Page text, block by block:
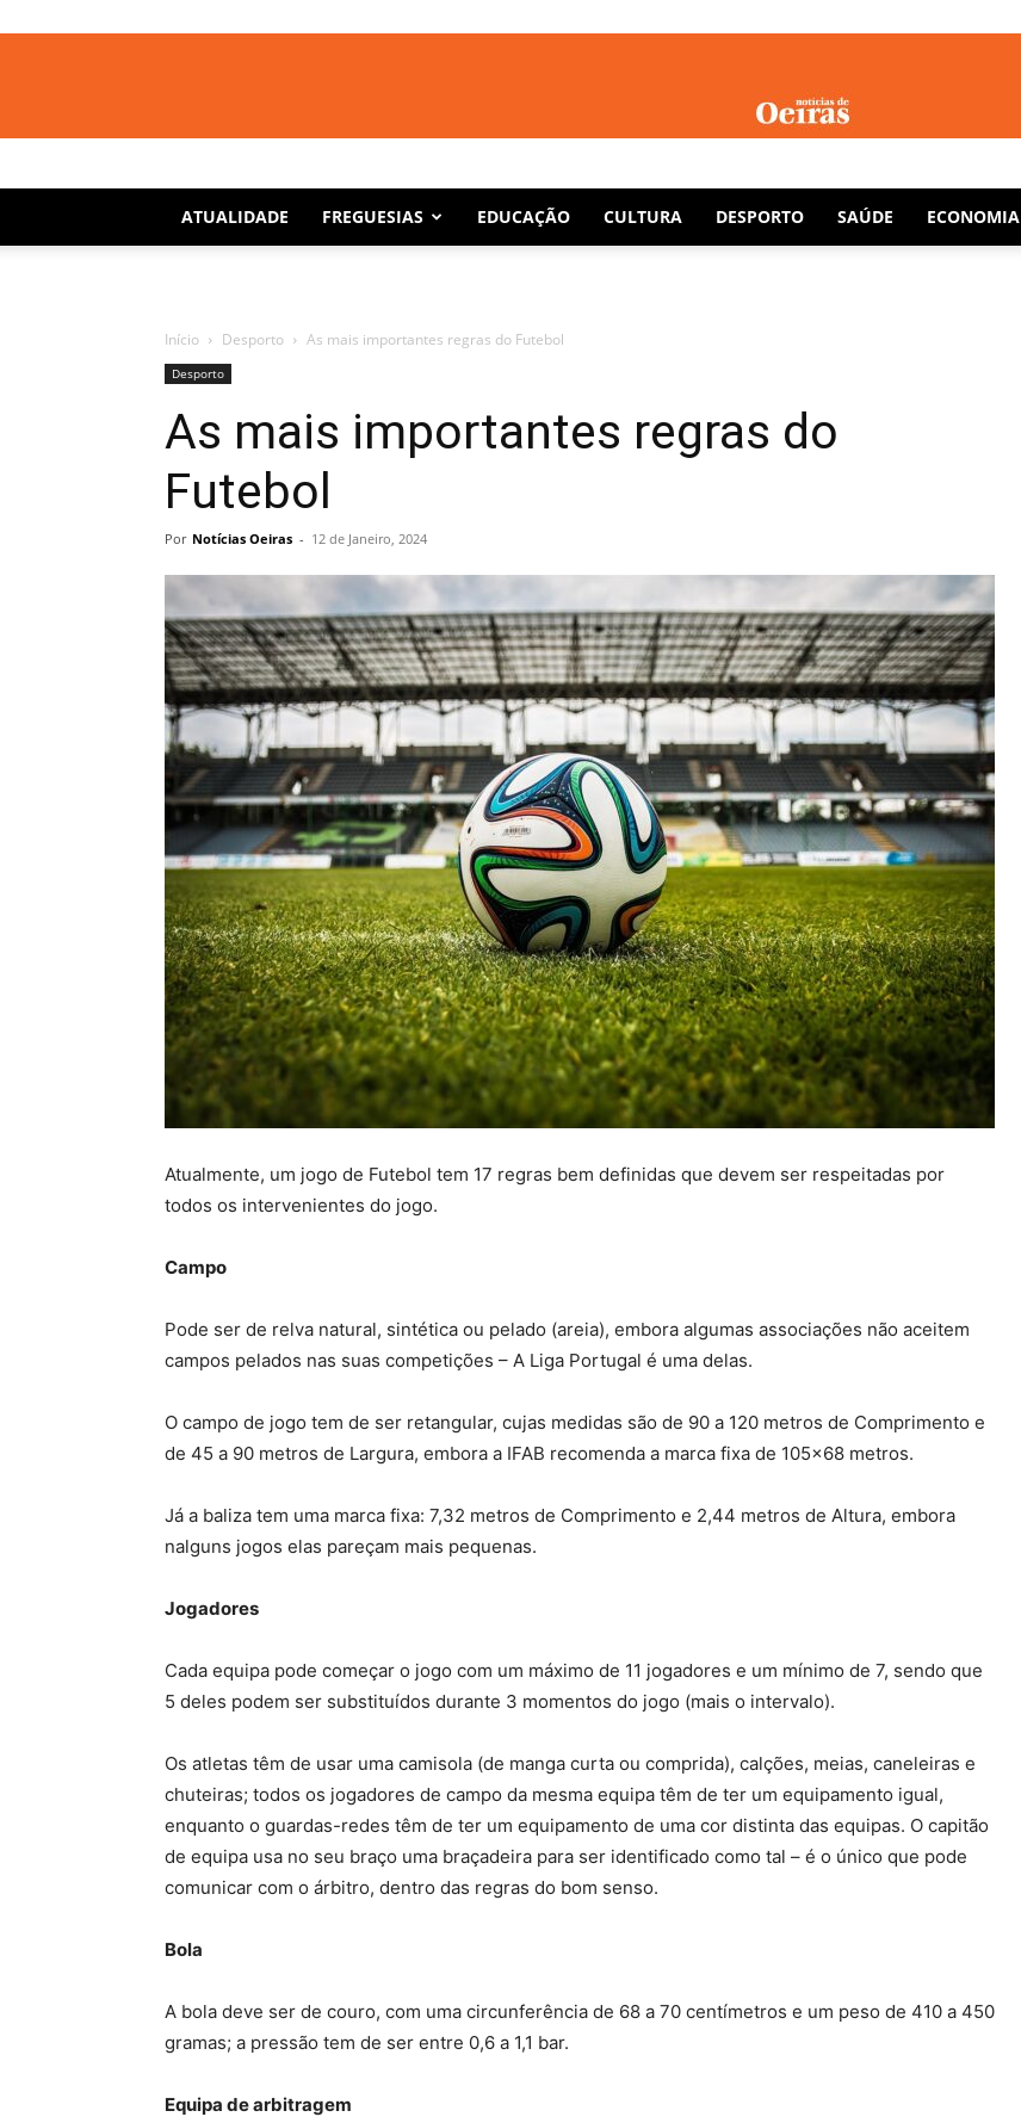
Notícias
ATUALIDADE FREGUESIAS EDUCAÇÃO CULTURA DESPORTO SAÚDE ECONOMIA
Início Desporto As mais importantes regras do Futebol
Desporto
As mais importantes regras do
Futebol
Por Notícias Oeiras - 12 de Janeiro, 2024
Atualmente, um jogo de Futebol tem 17 regras bem definidas que devem ser respeitadas por
todos os intervenientes do jogo.
Campo
Pode ser de relva natural, sintética ou pelado (areia), embora algumas associações não aceitem
campos pelados nas suas competições – A Liga Portugal é uma delas.
O campo de jogo tem de ser retangular, cujas medidas são de 90 a 120 metros de Comprimento e
de 45 a 90 metros de Largura, embora a IFAB recomenda a marca fixa de 105×68 metros.
Já a baliza tem uma marca fixa: 7,32 metros de Comprimento e 2,44 metros de Altura, embora
nalguns jogos elas pareçam mais pequenas.
Jogadores
Cada equipa pode começar o jogo com um máximo de 11 jogadores e um mínimo de 7, sendo que
5 deles podem ser substituídos durante 3 momentos do jogo (mais o intervalo).
Os atletas têm de usar uma camisola (de manga curta ou comprida), calções, meias, caneleiras e
chuteiras; todos os jogadores de campo da mesma equipa têm de ter um equipamento igual,
enquanto o guardas-redes têm de ter um equipamento de uma cor distinta das equipas. O capitão
de equipa usa no seu braço uma braçadeira para ser identificado como tal – é o único que pode
comunicar com o árbitro, dentro das regras do bom senso.
Bola
A bola deve ser de couro, com uma circunferência de 68 a 70 centímetros e um peso de 410 a 450
gramas; a pressão tem de ser entre 0,6 a 1,1 bar.
Equipa de arbitragem